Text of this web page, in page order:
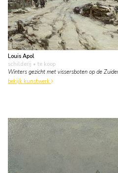
Louis Apol
schilderij • te koop
Winters gezicht met vissersboten op de
bekijk kunstwerk